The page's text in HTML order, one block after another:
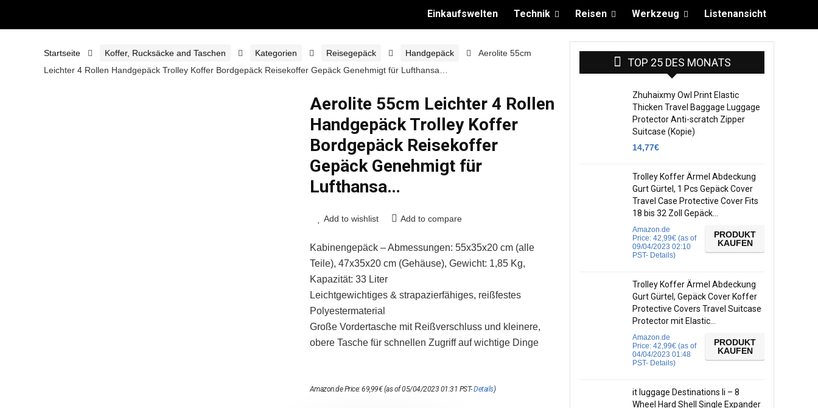
Einkaufswelten Technik Reisen Werkzeug Listenansicht
Startseite Koffer, Rucksäcke and Taschen Kategorien Reisegepäck Handgepäck
Aerolite 55cm
Leichter 4 Rollen Handgepäck Trolley Koffer Bordgepäck Reisekoffer Gepäck Genehmigt für Lufthansa…
Aerolite 55cm Leichter 4 Rollen
Handgepäck Trolley Koffer
Bordgepäck Reisekoffer
Gepäck Genehmigt für
Lufthansa…
Add to wishlist Add to compare
Kabinengepäck – Abmessungen: 55x35x20 cm (alle
Teile), 47x35x20 cm (Gehäuse), Gewicht: 1,85 Kg,
Kapazität: 33 Liter
Leichtgewichtiges & strapazierfähiges, reißfestes
Polyestermaterial
Große Vordertasche mit Reißverschluss und kleinere,
obere Tasche für schnellen Zugriff auf wichtige Dinge
Amazon.de Price:69,99€(as of 05/04/2023 01:31 PST-Details)
TOP 25 DES MONATS
Zhuhaixmy Owl Print Elastic
Thicken Travel Baggage Luggage
Protector Anti-scratch Zipper
Suitcase (Kopie)
14,77€
Trolley Koffer Ärmel Abdeckung
Gurt Gürtel, 1 Pcs Gepäck Cover
Travel Case Protective Cover Fits
18 bis 32 Zoll Gepäck…
Amazon.de
Price: 42,99€ (as of
09/04/2023 02:10
PST- Details)
PRODUKT
KAUFEN
Trolley Koffer Ärmel Abdeckung
Gurt Gürtel, Gepäck Cover Koffer
Protective Covers Travel Suitcase
Protector mit Elastic…
Amazon.de
Price: 42,99€ (as of
04/04/2023 01:48
PST- Details)
PRODUKT
KAUFEN
it luggage Destinations Ii – 8
Wheel Hard Shell Single Expander